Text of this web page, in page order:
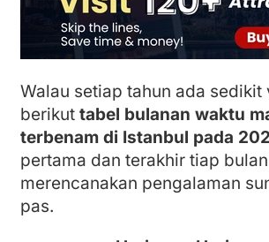
Walau setiap tahun ada sedikit
berikut tabel bulanan waktu
terbenam di Istanbul pada
pertama dan terakhir tiap
merencanakan pengalaman
pas.